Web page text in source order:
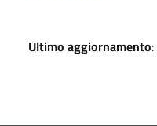
Ultimo aggiornamento